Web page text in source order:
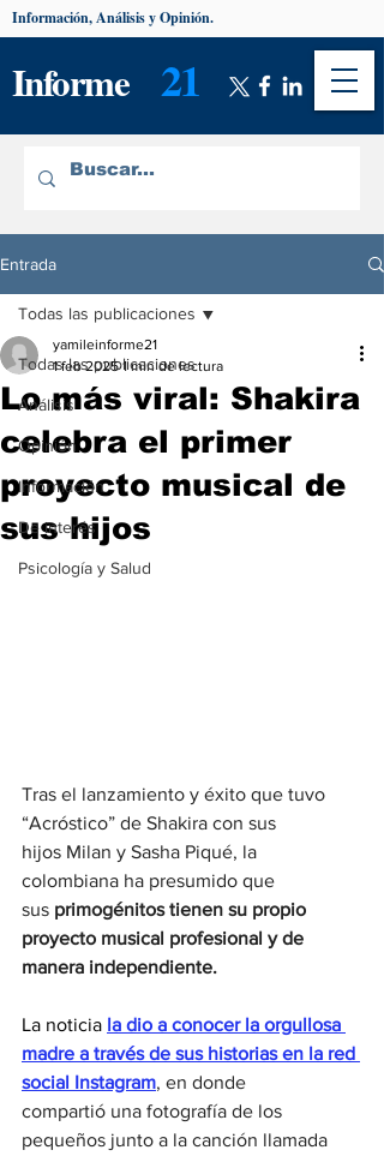
Informe 21
Información, Análisis y Opinión.
Entrada
Todas las publicaciones
Análisis
Opinión
Información
De interés
Psicología y Salud
Todas las publicaciones
Lo más viral: Shakira
celebra el primer
proyecto musical de
sus hijos
yamileinforme21
1 feb 2025 1 min de lectura
Tras el lanzamiento y éxito que tuvo
“Acróstico” de Shakira con sus
hijos Milan y Sasha Piqué, la
colombiana ha presumido que
sus primogénitos tienen su propio
proyecto musical profesional y de
manera independiente.
La noticia la dio a conocer la orgullosa
madre a través de sus historias en la red
social Instagram, en donde
compartió una fotografía de los
pequeños junto a la canción llamada